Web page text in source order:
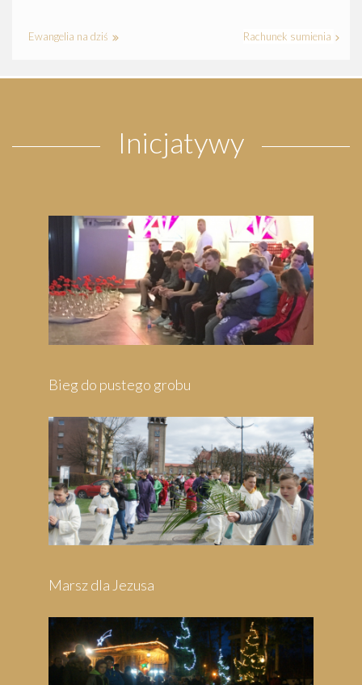
Ewangelia na dziś Rachunek sumienia
Inicjatywy
Pielgrzymka do Wejherowa
Pielgrzymka do Swarzewa